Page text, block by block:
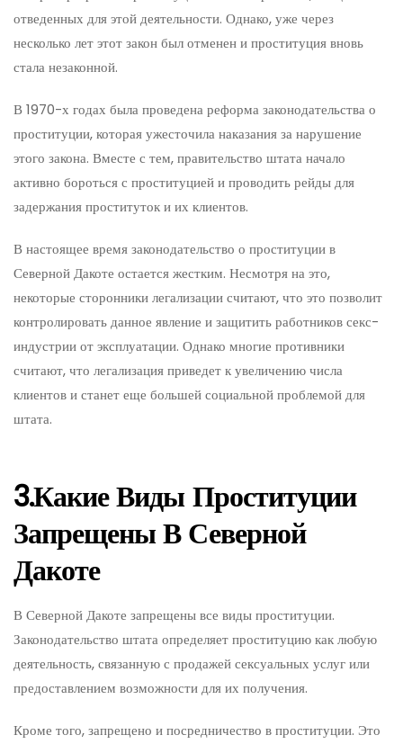
отведенных для этой деятельности. Однако, уже через
несколько лет этот закон был отменен и проституция вновь
стала незаконной.
В 1970-х годах была проведена реформа законодательства о
проституции, которая ужесточила наказания за нарушение
этого закона. Вместе с тем, правительство штата начало
активно бороться с проституцией и проводить рейды для
задержания проституток и их клиентов.
В настоящее время законодательство о проституции в
Северной Дакоте остается жестким. Несмотря на это,
некоторые сторонники легализации считают, что это позволит
контролировать данное явление и защитить работников секс-
индустрии от эксплуатации. Однако многие противники
считают, что легализация приведет к увеличению числа
клиентов и станет еще большей социальной проблемой для
штата.
3.Какие Виды Проституции
Запрещены В Северной
Дакоте
В Северной Дакоте запрещены все виды проституции.
Законодательство штата определяет проституцию как любую
деятельность, связанную с продажей сексуальных услуг или
предоставлением возможности для их получения.
Кроме того, запрещено и посредничество в проституции. Это